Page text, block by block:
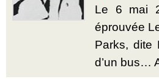
Le 6 mai
éprouvée
Parks, dite
d’un bus…